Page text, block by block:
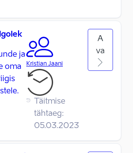
ja
oma
Kristian Jaani
Täitmise
tähtaeg:
05.03.2023
A
va